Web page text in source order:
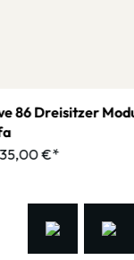
86 Dreisitzer
€*